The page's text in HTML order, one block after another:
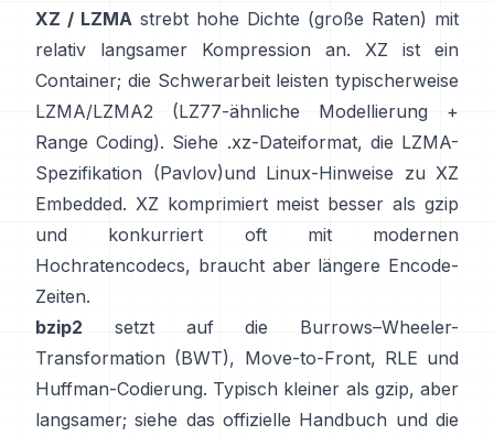
XZ / LZMA strebt hohe Dichte (große Raten) mit
relativ langsamer Kompression an. XZ ist ein
Container; die Schwerarbeit leisten typischerweise
LZMA/LZMA2 (LZ77-ähnliche Modellierung +
Range Coding). Siehe .xz-Dateiformat, die LZMA-
Spezifikation (Pavlov)und Linux-Hinweise zu XZ
Embedded. XZ komprimiert meist besser als gzip
und konkurriert oft mit modernen
Hochratencodecs, braucht aber längere Encode-
Zeiten.
bzip2 setzt auf die
Burrows–Wheeler-
Transformation (BWT), Move-to-Front, RLE und
Huffman-Codierung. Typisch kleiner als gzip, aber
langsamer; siehe das offizielle Handbuch und die